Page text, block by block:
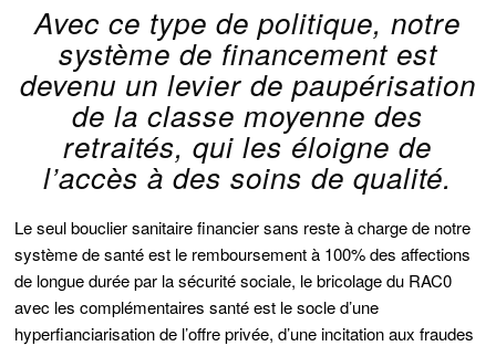
Avec ce type de politique, notre
système de financement est
devenu un levier de paupérisation
de la classe moyenne des
retraités, qui les éloigne de
l’accès à des soins de qualité.
Le seul bouclier sanitaire financier sans reste à charge de notre
système de santé est le remboursement à 100% des affections
de longue durée par la sécurité sociale, le bricolage du RAC0
avec les complémentaires santé est le socle d’une
hyperfianciarisation de l’offre privée, d’une incitation aux fraudes